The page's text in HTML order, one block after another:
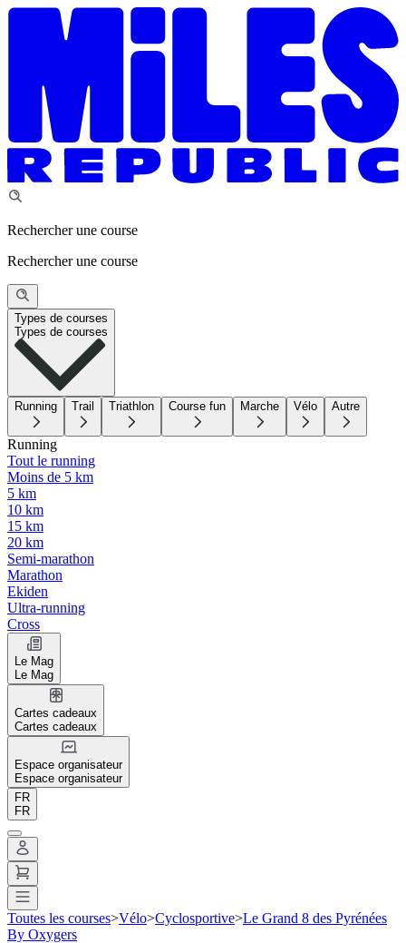
Rechercher une course
Rechercher une course
Types de courses
Types de courses
Running Trail Triathlon Course fun Marche Vélo Autre
Running
Tout le running
Moins de 5 km
5 km
10 km
15 km
20 km
Semi-marathon
Marathon
Ekiden
Ultra-running
Cross
Le Mag
Le Mag
Cartes cadeaux
Cartes cadeaux
Espace organisateur
Espace organisateur
FR
FR
Toutes les courses>Vélo>Cyclosportive>Le Grand 8 des Pyrénées
By Oxygers